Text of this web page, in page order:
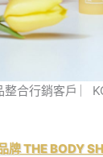
合行銷客戶
牌 THE BODY